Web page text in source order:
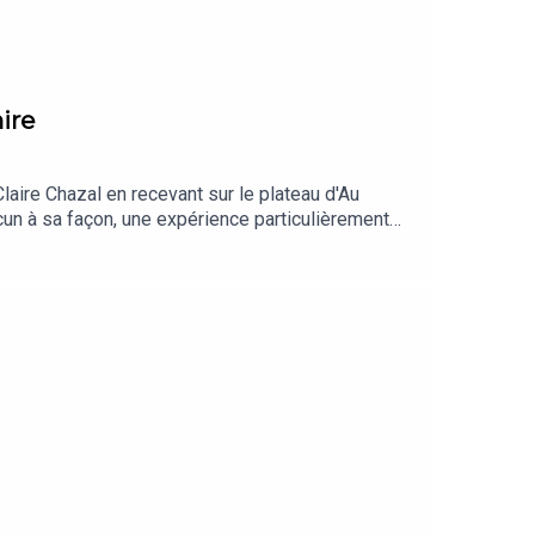
Chazal en recevant sur le plateau d'Au
à sa façon, une expérience particulièrement
paternels qu'il a subis dans son enfance, et
Gallimard), un témoignage impressionnant
mais leur dialogue avec Claire Chazal
très beaux livres.